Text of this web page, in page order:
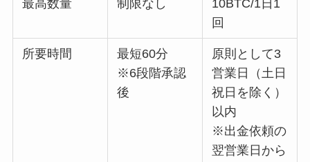
最高数量 制限なし
10BTC/1日1
回
所要時間
最短60分
※6段階承認
後
原則として3
営業日（土日
祝日を除く）
以内
※出金依頼の
翌営業日から